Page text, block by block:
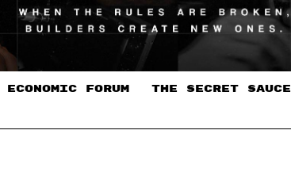
ECONOMIC FORUM THE SECRET SAUCE​